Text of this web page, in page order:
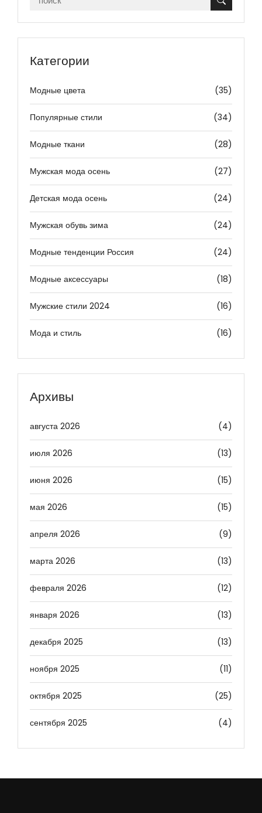
Категории
Модные цвета (35)
Популярные стили (34)
Модные ткани (28)
Мужская мода осень (27)
Детская мода осень (24)
Мужская обувь зима (24)
Модные тенденции Россия (24)
Модные аксессуары (18)
Мужские стили 2024 (16)
Мода и стиль (16)
Архивы
августа 2026 (4)
июля 2026 (13)
июня 2026 (15)
мая 2026 (15)
апреля 2026 (9)
марта 2026 (13)
февраля 2026 (12)
января 2026 (13)
декабря 2025 (13)
ноября 2025 (11)
октября 2025 (25)
сентября 2025 (4)